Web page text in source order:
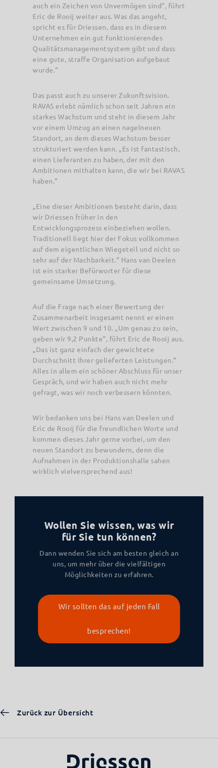
auch ein Zeichen von Unvermögen sind“, führt
Eric de Rooij weiter aus. Was das angeht,
spricht es für Driessen, dass es in diesem
Unternehmen ein gut funktionierendes
Qualitätsmanagementsystem gibt und dass
eine gute, straffe Organisation aufgebaut
wurde.“
Das passt auch zu unserer Zukunftsvision.
RAVAS erlebt nämlich schon seit Jahren ein
starkes Wachstum und steht in diesem Jahr
vor einem Umzug an einen nagelneuen
Standort, an dem dieses Wachstum besser
strukturiert werden kann. „Es ist fantastisch,
einen Lieferanten zu haben, der mit den
Ambitionen mithalten kann, die wir bei RAVAS
haben.“
„Eine dieser Ambitionen besteht darin, dass
wir Driessen früher in den
Entwicklungsprozess einbeziehen wollen.
Traditionell liegt hier der Fokus vollkommen
auf dem eigentlichen Wiegeteil und nicht so
sehr auf der Machbarkeit.“ Hans van Deelen
ist ein starker Befürworter für diese
gemeinsame Umsetzung.
Auf die Frage nach einer Bewertung der
Zusammenarbeit insgesamt nennt er einen
Wert zwischen 9 und 10. „Um genau zu sein,
geben wir 9,2 Punkte“, führt Eric de Rooij aus.
„Das ist ganz einfach der gewichtete
Durchschnitt Ihrer gelieferten Leistungen.“
Alles in allem ein schöner Abschluss für unser
Gespräch, und wir haben auch nicht mehr
gefragt, was wir noch verbessern könnten.
Wir bedanken uns bei Hans van Deelen und
Eric de Rooij für die freundlichen Worte und
kommen dieses Jahr gerne vorbei, um den
neuen Standort zu bewundern, denn die
Aufnahmen in der Produktionshalle sahen
wirklich vielversprechend aus!
Wollen Sie wissen, was wir
für Sie tun können?
Dann wenden Sie sich am besten gleich an
uns, um mehr über die vielfältigen
Möglichkeiten zu erfahren.
Wir sollten das auf jeden Fall
besprechen!
Zurück zur Übersicht